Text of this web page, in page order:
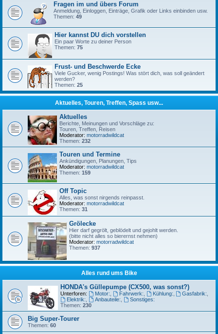
Fragen im und übers Forum
Anmeldung, Einloggen, Einträge, Grafik oder Links einbinden usw.
Themen: 49
Hier kannst DU dich vorstellen
Ein paar Worte zu deiner Person
Themen: 75
Frust- und Beschwerde Ecke
Viele Gucker, wenig Postings! Was stört dich, was soll geändert
werden?
Themen: 25
Aktuelles, Touren, Treffen, Spass usw...
Aktuelles
Berichte, Meinungen und Vorschläge zu:
Touren, Treffen, Reisen
Moderator: motorradwildcat
Themen: 232
Touren und Termine
Ankündigungen, Planungen, Tips
Moderator: motorradwildcat
Themen: 159
Off Topic
Alles, was sonst nirgends reinpasst.
Moderator: motorradwildcat
Themen: 31
Grölecke
Hier darf gegrölt, geblödelt und gejohlt werden.
(bitte nicht alles so bierernst nehmen)
Moderator: motorradwildcat
Themen: 937
Alles rund ums Bike
HONDA's Güllepumpe (CX500, was sonst?)
Unterforen: Motor: Fahrwerk: Kühlung: Gasfabrik:
Elektrik:
Anbauteile:
Sonstiges:
Themen: 230
Big Super-Tourer
Themen: 60